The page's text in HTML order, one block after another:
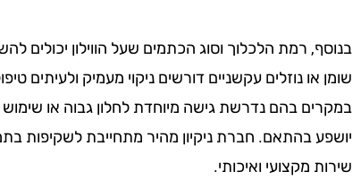
בנוסף, רמת הלכלוך וסוג הכתמים שעל הווילון יכולים
שומן או נוזלים עקשניים דורשים ניקוי מעמיק
במקרים בהם נדרשת גישה מיוחדת לחלון גבוה או
יושפע בהתאם. חברת ניקיון מהיר מתחייבת לשקיפות
שירות מקצועי ואיכותי.